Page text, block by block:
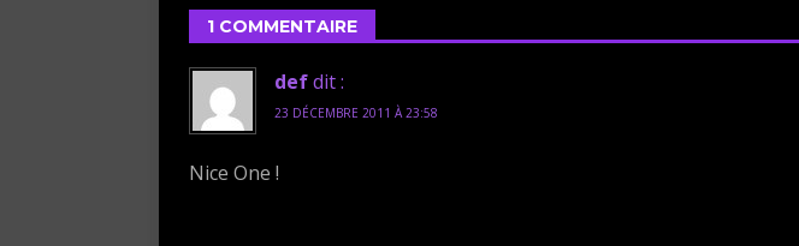
1 COMMENTAIRE
defdit :
23 DÉCEMBRE 2011 À 23:58
Nice One !